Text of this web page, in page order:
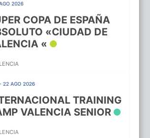
2026
COPA DE ESPAÑA
«CIUDAD DE
«
22 AGO 2026
TRAINING
VALENCIA SENIOR